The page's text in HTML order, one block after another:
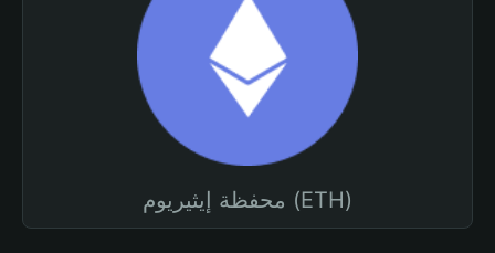
محفظة إيثيريوم (ETH)